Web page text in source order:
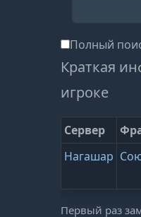
Полный
Краткая
игроке
Сервер
Нагашар
Первый раз